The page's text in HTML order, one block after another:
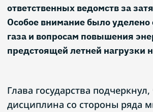
ответственных ведомств за
Особое внимание было
газа и вопросам повышения
предстоящей летней нагрузки
Глава государства
дисциплина со стороны ряда